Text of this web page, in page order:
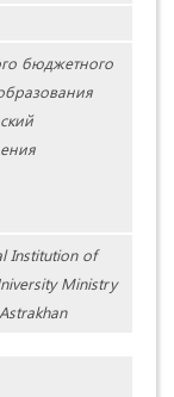
бюджетного
Institution of
Ministry